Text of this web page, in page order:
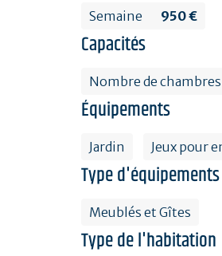
Semaine 950 €
Capacités
Nombre de chambres
Équipements
Jardin Jeux pour
Type d'équipements
Meublés et Gîtes
Type de l'habitation